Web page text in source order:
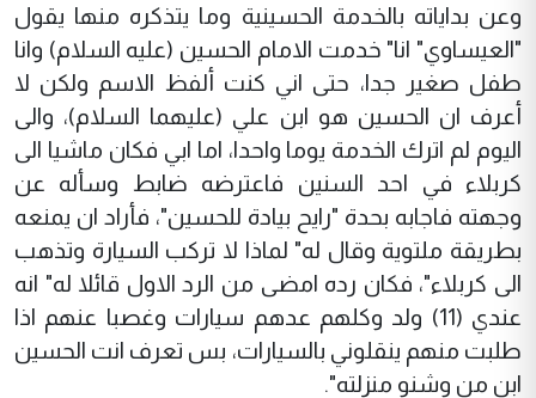
وعن بداياته بالخدمة الحسينية وما يتذكره منها يقول
"العيساوي" انا" خدمت الامام الحسين (عليه السلام) وانا
طفل صغير جدا، حتى اني كنت ألفظ الاسم ولكن لا
أعرف ان الحسين هو ابن علي (عليهما السلام)، والى
اليوم لم اترك الخدمة يوما واحدا، اما ابي فكان ماشيا الى
كربلاء في احد السنين فاعترضه ضابط وسأله عن
وجهته فاجابه بحدة "رايح بيادة للحسين"، فأراد ان يمنعه
بطريقة ملتوية وقال له" لماذا لا تركب السيارة وتذهب
الى كربلاء"، فكان رده امضى من الرد الاول قائلا له" انه
عندي (11) ولد وكلهم عدهم سيارات وغصبا عنهم اذا
طلبت منهم ينقلوني بالسيارات، بس تعرف انت الحسين
ابن من وشنو منزلته".